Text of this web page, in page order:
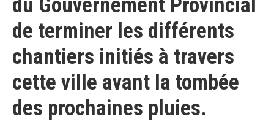
du Gouvernement Provincial
de terminer les différents
chantiers initiés à travers
cette ville avant la tombée
des prochaines pluies.